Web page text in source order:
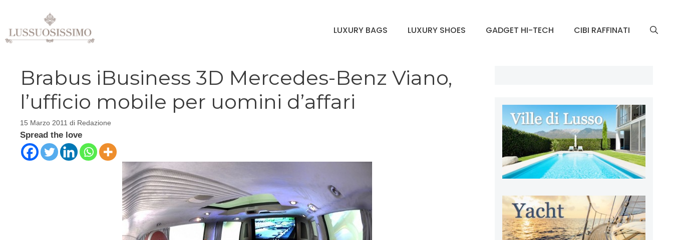
contenuto
LUXURY BAGS LUXURY SHOES GADGET HI-TECH CIBI RAFFINATI
Brabus iBusiness 3D Mercedes-Benz Viano,
l’ufficio mobile per uomini d’affari
15 Marzo 2011 di Redazione
Spread the love